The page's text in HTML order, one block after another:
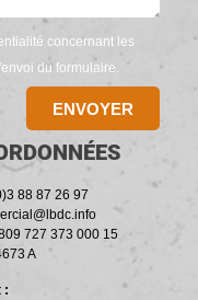
concernant les
du formulaire.
ENVOYER
88 87 26 97
727 373 000 15
A
: